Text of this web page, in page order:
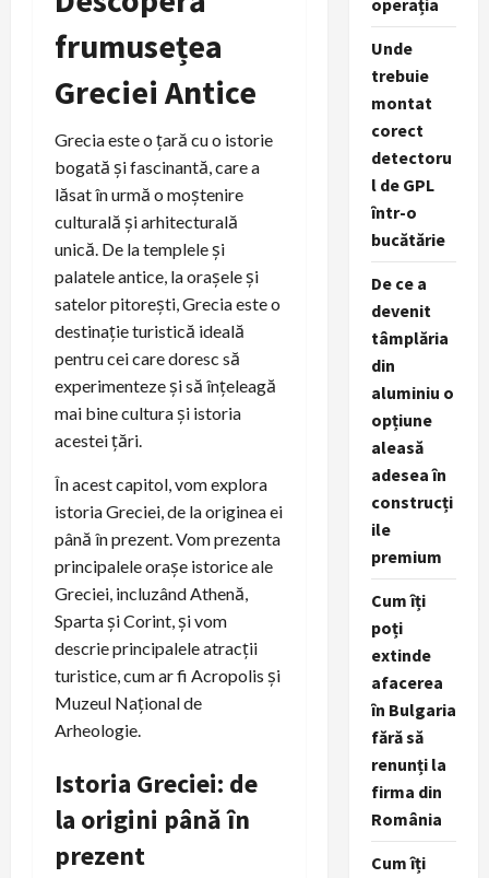
frumusețea
Greciei Antice
Grecia este o țară cu o istorie
bogată și fascinantă, care a
lăsat în urmă o moștenire
culturală și arhitecturală
unică. De la templele și
palatele antice, la orașele și
satelor pitorești, Grecia este o
destinație turistică ideală
pentru cei care doresc să
experimenteze și să înțeleagă
mai bine cultura și istoria
acestei țări.
În acest capitol, vom explora
istoria Greciei, de la originea ei
până în prezent. Vom prezenta
principalele orașe istorice ale
Greciei, incluzând Athenă,
Sparta și Corint, și vom
descrie principalele atracții
turistice, cum ar fi Acropolis și
Muzeul Național de
Arheologie.
Istoria Greciei: de
la origini până în
prezent
operația
Unde
trebuie
montat
corect
detectoru
l de GPL
într-o
bucătărie
De ce a
devenit
tâmplăria
din
aluminiu o
opțiune
aleasă
adesea în
construcți
ile
premium
Cum îți
poți
extinde
afacerea
în Bulgaria
fără să
renunți la
firma din
România
Cum îți